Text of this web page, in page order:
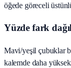
öğede göreceli
Yüzde fark
Mavi/yeşil çubuklar
kalemde daha